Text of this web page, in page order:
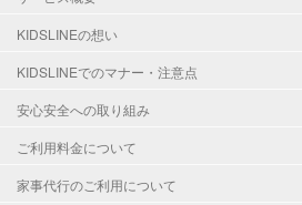
病児対応
KIDSLINEの想い
KIDSLINEでのマナー・注意点
安心安全への取り組み
ご利用料金について
家事代行のご利用について